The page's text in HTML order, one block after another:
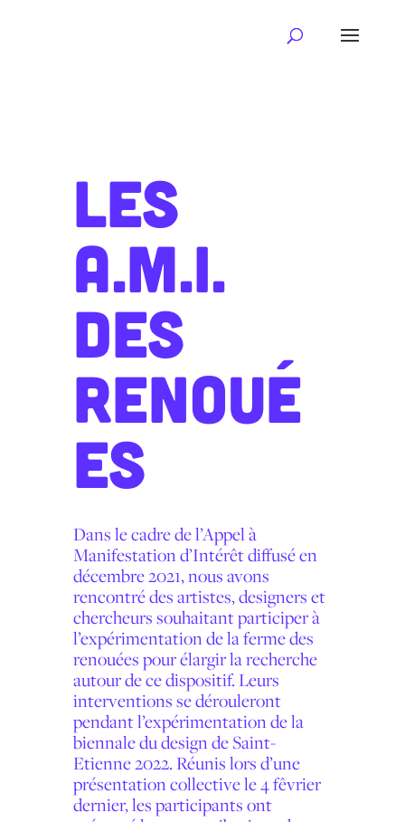
LES
A.M.I.
DES
RENOUÉ
ES
Dans le cadre de l’Appel à
Manifestation d’Intérêt diffusé en
décembre 2021, nous avons
rencontré des artistes, designers et
chercheurs souhaitant participer à
l’expérimentation de la ferme des
renouées pour élargir la recherche
autour de ce dispositif. Leurs
interventions se dérouleront
pendant l’expérimentation de la
biennale du design de Saint-
Etienne 2022. Réunis lors d’une
présentation collective le 4 fêvrier
dernier, les participants ont